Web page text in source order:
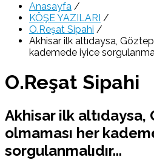
Anasayfa /
KÖŞE YAZILARI /
O.Reşat Sipahi /
Akhisar ilk altıdaysa,
kademede iyice
O.Reşat Sipahi
Akhisar ilk altıdaysa,
olmaması her
sorgulanmalıdır...